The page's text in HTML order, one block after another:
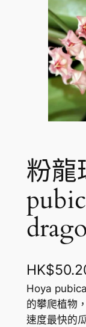
粉龍
HK$
Hoya
的攀爬植物
速度最快的